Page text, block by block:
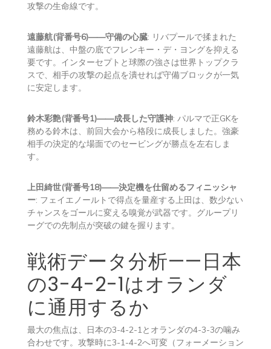
攻撃の生命線です。
遠藤航(背番号6)——守備の心臓: リバプールで揉まれた
遠藤航は、中盤の底でフレンキー・デ・ヨングを抑える
要です。インターセプトと球際の強さは世界トップクラ
スで、相手の攻撃の起点を潰せれば守備ブロックが一気
に安定します。
鈴木彩艶(背番号1)——成長した守護神: パルマで正GKを
務める鈴木は、前回大会から格段に成長しました。強豪
相手の決定的な場面でのセービングが勝点を左右しま
す。
上田綺世(背番号18)——決定機を仕留めるフィニッシャ
ー: フェイエノールトで得点を量産する上田は、数少ない
チャンスをゴールに変える嗅覚が武器です。グループリ
ーグでの先制点が突破の鍵を握ります。
戦術データ分析——日本
の3-4-2-1はオランダ
に通用するか
最大の焦点は、日本の3-4-2-1とオランダの4-3-3の噛み
合わせです。攻撃時に3-1-4-2へ可変（フォーメーション